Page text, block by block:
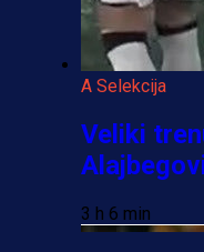
A Selekcija
Veliki
3 h 6 min